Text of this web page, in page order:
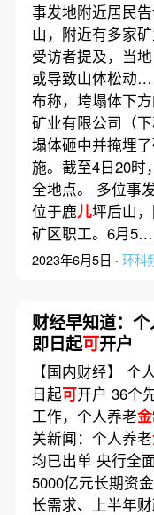
事发地附近居民
山，附近有多家
受访者提及，当
或导致山体松动
布称，垮塌体下
矿业有限公司（下
塌体砸中并掩埋
施。截至4日20时
全地点。 多位事
位于鹿儿坪后山
矿区职工。6月
2023年6月5日 · 环科
财经早知道：
即日起可开户
【国内财经】 个
日起可开户 36个
工作，个人养老金
关新闻：个人养老
均已出单 央行全
5000亿元长期资
长需求、上半年